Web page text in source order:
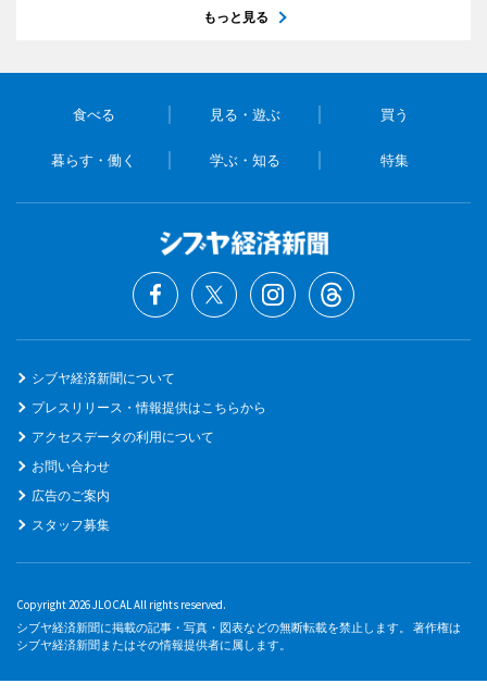
もっと見る
食べる 見る・遊ぶ 買う
暮らす・働く 学ぶ・知る 特集
シブヤ経済新聞について
プレスリリース・情報提供はこちらから
アクセスデータの利用について
お問い合わせ
広告のご案内
スタッフ募集
Copyright 2026 JLOCAL All rights reserved.
シブヤ経済新聞に掲載の記事・写真・図表などの無断転載を禁止します。 著作権は
シブヤ経済新聞またはその情報提供者に属します。